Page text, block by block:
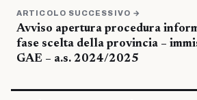
ARTICOLO SUCCESSIVO →
Avviso apertura procedura
fase scelta della provincia –
GAE – a.s. 2024/2025